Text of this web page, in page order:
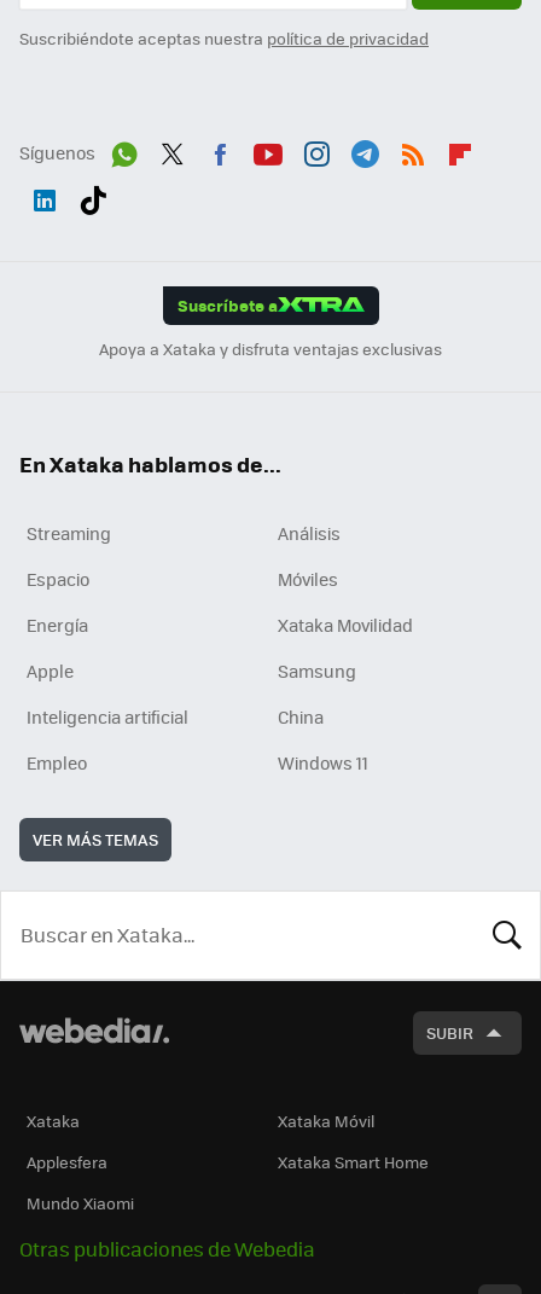
Suscribiéndote aceptas nuestra política de privacidad
Síguenos
Suscríbete a
Apoya a Xataka y disfruta ventajas exclusivas
En Xataka hablamos de...
Streaming
Análisis
Espacio
Móviles
Energía
Xataka Movilidad
Apple
Samsung
Inteligencia artificial
China
Empleo
Windows 11
VER MÁS TEMAS
SUBIR
Xataka
Xataka Móvil
Applesfera
Xataka Smart Home
Mundo Xiaomi
Otras publicaciones de Webedia